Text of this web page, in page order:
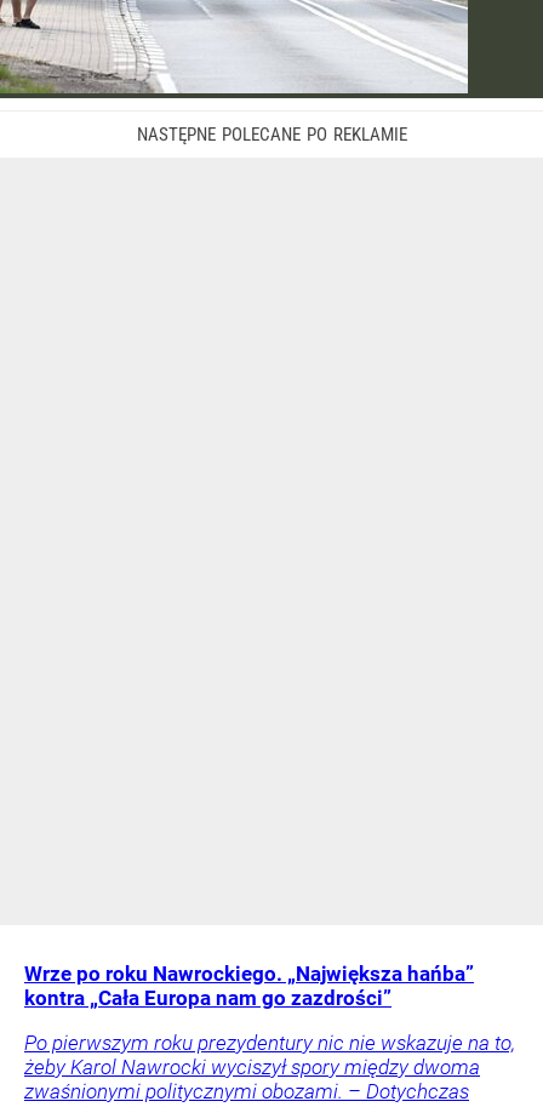
Wrze po roku Nawrockiego. „Największa hańba”
kontra „Cała Europa nam go zazdrości”
Po pierwszym roku prezydentury nic nie wskazuje na to,
żeby Karol Nawrocki wyciszył spory między dwoma
zwaśnionymi politycznymi obozami. – Dotychczas